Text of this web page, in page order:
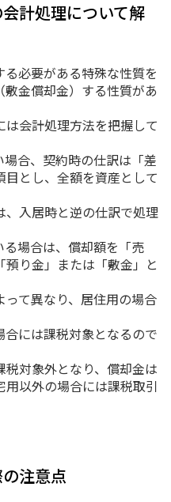
計処理について解
必要がある特殊な性質を
金償却金）する性質があ
会計処理方法を把握して
合、契約時の仕訳は「差
とし、全額を資産として
入居時と逆の仕訳で処理
場合は、償却額を「売
預り金」または「敷金」と
て異なり、居住用の場合
には課税対象となるので
対象外となり、償却金は
以外の場合には課税取引
注意点